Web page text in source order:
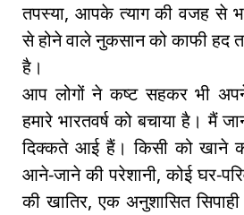
तपस्या, आपके त्याग की वजह से
से होने वाले नुकसान को काफी हद
है।
आप लोगों ने कष्ट सहकर भी
हमारे भारतवर्ष को बचाया है। मैं
दिक्कते आई हैं। किसी को खाने
आने-जाने की परेशानी, कोई घर-
की खातिर, एक अनुशासित